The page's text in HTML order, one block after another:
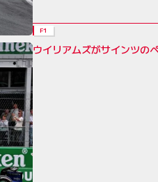
F1
ウイリアムズがサインツの